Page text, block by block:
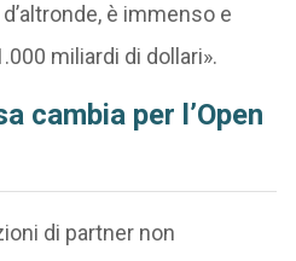
è immenso e
miliardi di dollari».
cambia per l’Open
di partner non